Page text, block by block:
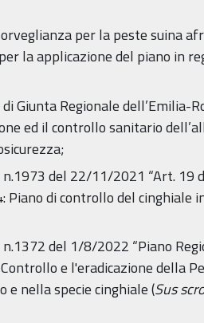
per la peste suina
la applicazione del piano in
Giunta Regionale dell’Emilia-
ed il controllo sanitario
n.1973 del 22/11/2021 “Art. 19
Piano di controllo del cinghiale
n.1372 del 1/8/2022 “Piano
e l'eradicazione della
e nella specie cinghiale (Sus